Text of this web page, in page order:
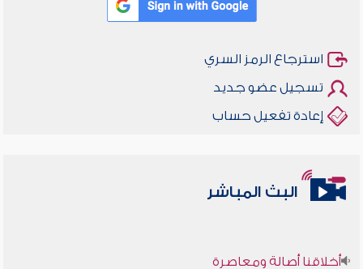
استرجاع الرمز السري
تسجيل عضو جديد
إعادة تفعيل حساب
البث المباشر
أخلاقنا أصالة ومعاصرة